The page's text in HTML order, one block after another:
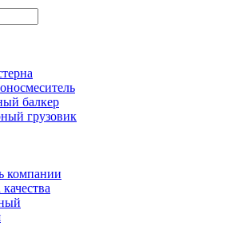
балкер
грузовик
компании